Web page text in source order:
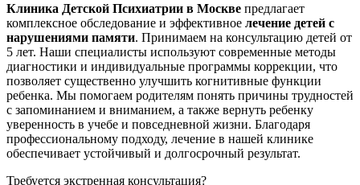
Клиника Детской Психиатрии в Москве предлагает
комплексное обследование и эффективное лечение детей с
нарушениями памяти. Принимаем на консультацию детей от
5 лет. Наши специалисты используют современные методы
диагностики и индивидуальные программы коррекции, что
позволяет существенно улучшить когнитивные функции
ребенка. Мы помогаем родителям понять причины трудностей
с запоминанием и вниманием, а также вернуть ребенку
уверенность в учебе и повседневной жизни. Благодаря
профессиональному подходу, лечение в нашей клинике
обеспечивает устойчивый и долгосрочный результат.
Требуется экстренная консультация?